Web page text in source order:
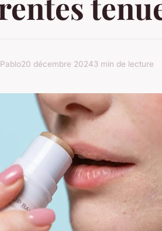
Pablo20 décembre 20243 min de lecture